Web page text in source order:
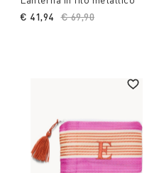
Price reduced from
€ 69,90
€ 41,94